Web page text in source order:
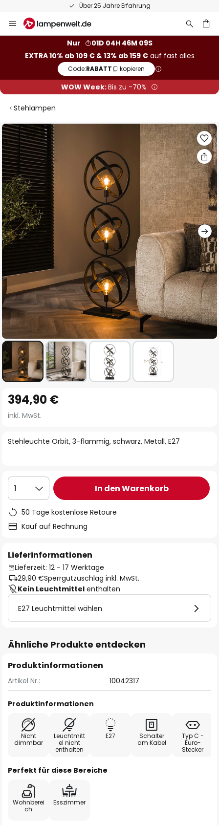
Über 25 Jahre Erfahrung
Inhalt
Nur
01D 04H 46M 09S
EXTRA 10% ab 109 € & 13% ab 159 €auf fast alles
Code:RABATT kopieren
WOW Week:Bis zu -70%
Stehlampen
Zum
Ende
der
Bildgalerie
springen
Anfang
der
springen
Stehleuchte Orbit, 3-flammig, schwarz, Metall, E27
394,90 €
inkl. MwSt.
1 In den Warenkorb
50 Tage kostenlose Retoure
Kauf auf Rechnung
Lieferinformationen
Lieferzeit: 12 - 17 Werktage
29,90 €Sperrgutzuschlag inkl. MwSt.
Kein Leuchtmittel enthalten
E27 Leuchtmittel wählen
Ähnliche Produkte entdecken
Produktinformationen
Artikel Nr.: 10042317
Produktinformationen
Nicht
dimmbar
Leuchtmitt
el nicht
enthalten
E27
Schalter
am Kabel
Typ C -
Euro-
Stecker
Perfekt für diese Bereiche
Wohnberei
ch
Esszimmer